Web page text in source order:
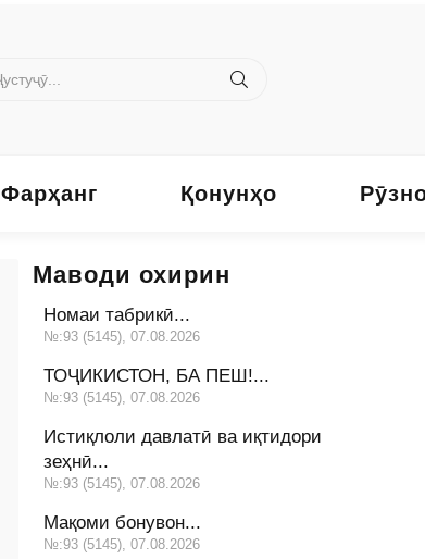
Фарҳанг Қонунҳо
Маводи охирин
Номаи табрикӣ...
№:93 (5145), 07.08.2026
ТОҶИКИСТОН, БА ПЕШ!...
№:93 (5145), 07.08.2026
Истиқлоли давлатӣ ва иқтидори
зеҳнӣ...
№:93 (5145), 07.08.2026
Мақоми бонувон...
№:93 (5145), 07.08.2026